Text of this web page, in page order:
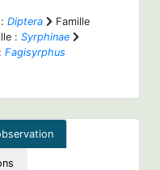
Diptera
Famille
: Syrphinae
Fagisyrphus